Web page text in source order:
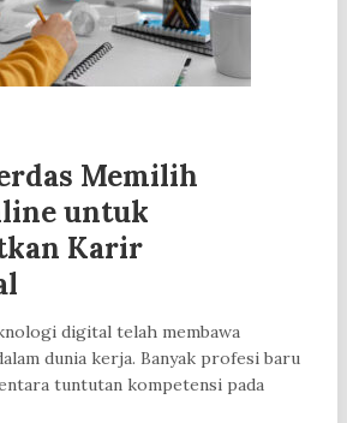
Memilih
untuk
Karir
digital telah membawa
dunia kerja. Banyak profesi baru
tuntutan kompetensi pada